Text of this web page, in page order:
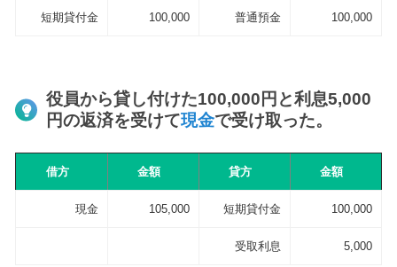
短期貸付金 100,000 普通預金 100,000
役員から貸し付けた100,000円と利息5,000
円の返済を受けて現金で受け取った。
借方 金額 貸方 金額
現金 105,000 短期貸付金 100,000
受取利息 5,000